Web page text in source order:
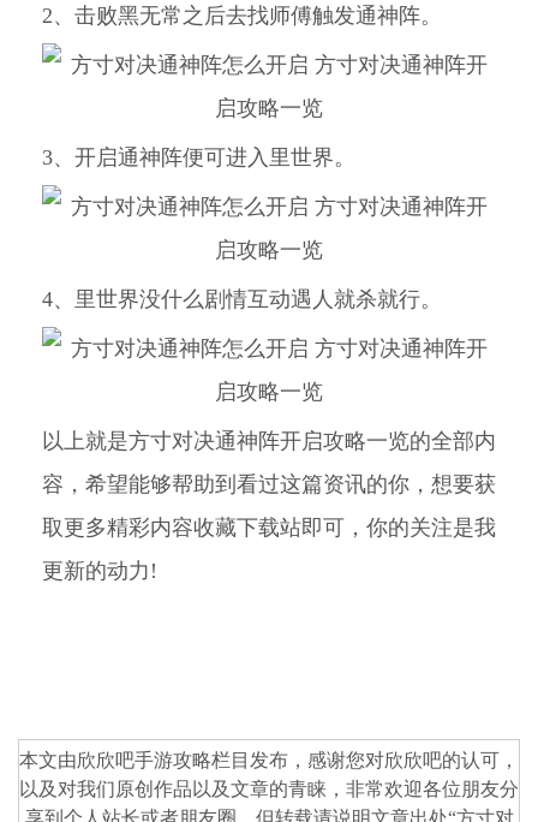
2、击败黑无常之后去找师傅触发通神阵。
3、开启通神阵便可进入里世界。
4、里世界没什么剧情互动遇人就杀就行。
以上就是方寸对决通神阵开启攻略一览的全部内
容，希望能够帮助到看过这篇资讯的你，想要获
取更多精彩内容收藏下载站即可，你的关注是我
更新的动力!
本文由欣欣吧手游攻略栏目发布，感谢您对欣欣吧的认可，
以及对我们原创作品以及文章的青睐，非常欢迎各位朋友分
享到个人站长或者朋友圈，但转载请说明文章出处“方寸对